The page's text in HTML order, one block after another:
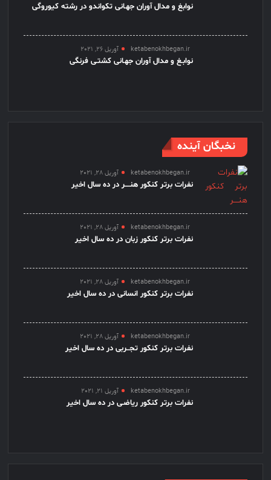
نوابغ و مدال آوران جهـانی تکواندو در رشته کیوروگی
ketabenokhbegan.ir آوریل 26, 2021
نوابـغ و مدال آوران جهـانی کشتـی فرنگی
نخبگان آینده
ketabenokhbegan.ir آوریل 28, 2021
نفرات برتر کنکور هنــــر در ده سال اخیر
ketabenokhbegan.ir آوریل 28, 2021
نفرات برتر کنکور زبان در ده سال اخیر
ketabenokhbegan.ir آوریل 28, 2021
نفرات برتر کنکور انسانی در ده سال اخیر
ketabenokhbegan.ir آوریل 28, 2021
نفرات برتر کنکور تجــربی در ده سال اخیر
ketabenokhbegan.ir آوریل 21, 2021
نفرات برتر کنکور ریاضـی در ده سال اخیر